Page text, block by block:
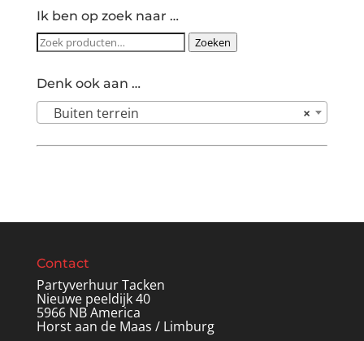
Ik ben op zoek naar …
Zoeken
Zoeken
Denk ook aan …
×
Buiten terrein
Contact
Partyverhuur Tacken
Nieuwe peeldijk 40
5966 NB America
Horst aan de Maas / Limburg